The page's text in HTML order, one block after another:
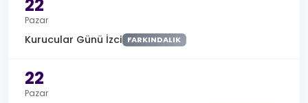
22
Pazar
Kurucular Günü İzci FARKINDALIK
22
Pazar